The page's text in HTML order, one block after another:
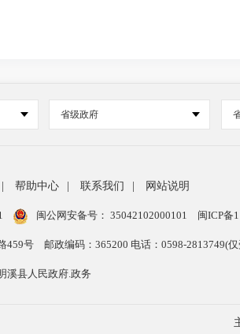
省级政府
帮助中心 联系我们 网站说明
闽公网安备号： 35042102000101 闽ICP备
459号 邮政编码：365200 电话：0598-2813749(
溪县人民政府.政务